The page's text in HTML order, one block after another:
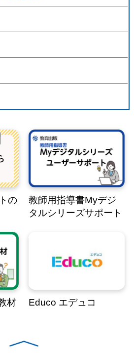
の
教師用指導書Myデジ
タルシリーズサポート
材
Educo エデュコ